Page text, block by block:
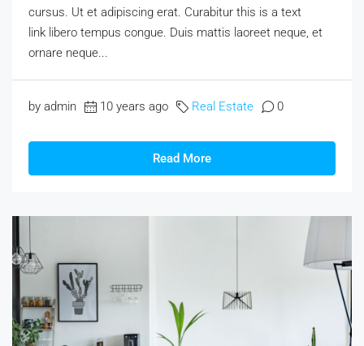
cursus. Ut et adipiscing erat. Curabitur this is a text
link libero tempus congue. Duis mattis laoreet neque, et
ornare neque...
by admin 10 years ago Real Estate 0
Read More